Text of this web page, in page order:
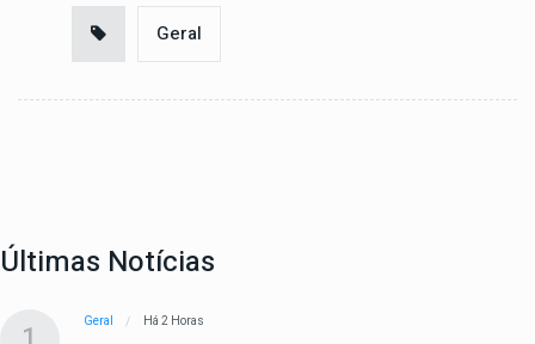
Geral
Últimas Notícias
Geral Há 2 Horas